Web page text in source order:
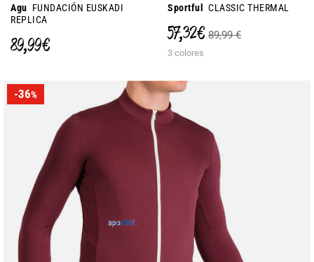
Agu FUNDACIÓN EUSKADI
REPLICA
89,99 €
Sportful CLASSIC THERMAL
57,32 € 89,99 €
3 colores
-36%